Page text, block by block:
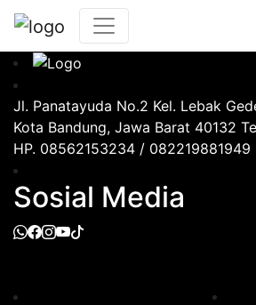
Jl. Panatayuda No.2 Kel. Lebak
Kota Bandung, Jawa Barat 40132
HP. 08562153234 / 082219881949
Sosial Media